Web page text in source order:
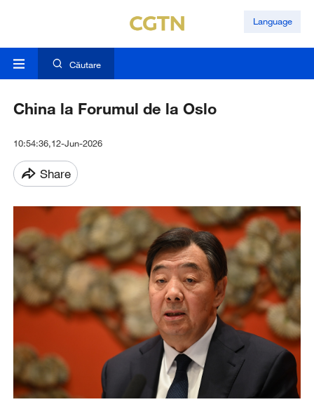
Language
Căutare
China la Forumul de la Oslo
10:54:36,12-Jun-2026
Share